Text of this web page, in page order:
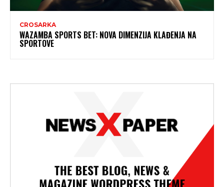
CROSARKA
WAZAMBA SPORTS BET: NOVA DIMENZIJA KLAĐENJA NA
SPORTOVE